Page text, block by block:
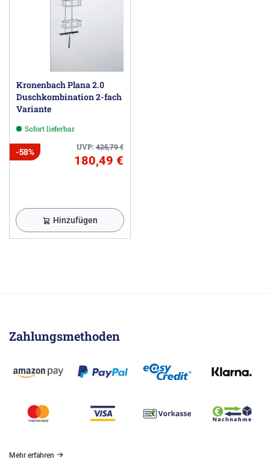
Kronenbach Plana 2.0
Duschkombination 2-fach
Variante
Sofort lieferbar
UVP:425,79€
-58%
180,49 €
Hinzufügen
Zahlungsmethoden
Mehr erfahren